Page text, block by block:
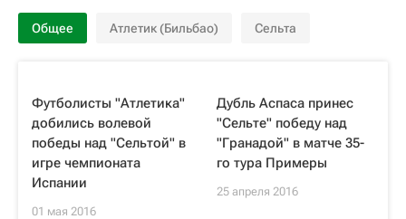
Общее Атлетик (Бильбао) Сельта
Футболисты "Атлетика"
добились волевой
победы над "Сельтой" в
игре чемпионата
Испании
01 мая 2016
Дубль Аспаса принес
"Сельте" победу над
"Гранадой" в матче 35-
го тура Примеры
25 апреля 2016